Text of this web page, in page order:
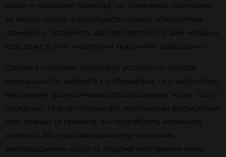
років — яскравий приклад тих обмежень, контролю
за якими немає, а доцільність їхнього збереження
примарна. Зрозуміло, що про протоколи вже мова не
йде, адже в очах населення «карантин завершено».
Одним з головних постулатів успішності заходів
громадського здоров’я є добровільне та усвідомлене
виконання громадянами запроваджених норм. Тоді у
середньо- та довгостроковій перспективі формуються
нові звички та правила, які потребують незначної
корекції. Абсурдні випадки недотримання
запроваджених норм та свідоме нехтування ними